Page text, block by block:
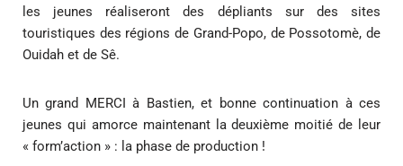
les jeunes réaliseront des dépliants sur des sites
touristiques des régions de Grand-Popo, de Possotomè, de
Ouidah et de Sê.
Un grand MERCI à Bastien, et bonne continuation à ces
jeunes qui amorce maintenant la deuxième moitié de leur
« form’action » : la phase de production !